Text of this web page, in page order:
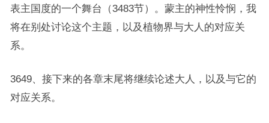
表主国度的一个舞台（3483节）。蒙主的神性怜悯，我
将在别处讨论这个主题，以及植物界与大人的对应关
系。
3649、接下来的各章末尾将继续论述大人，以及与它的
对应关系。